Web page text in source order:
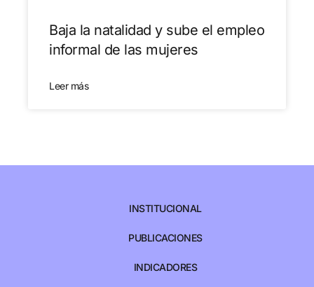
Baja la natalidad y sube el empleo
informal de las mujeres
Leer más
INSTITUCIONAL
PUBLICACIONES
INDICADORES